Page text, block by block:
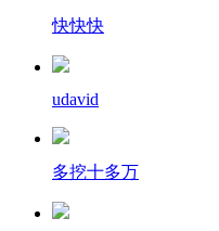
快快快
udavid
多挖十多万